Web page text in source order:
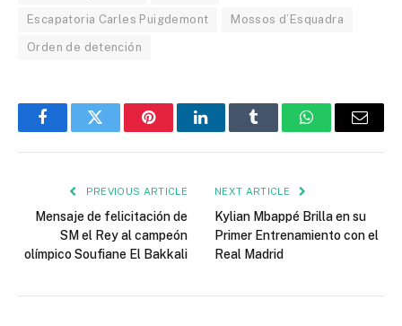
Escapatoria Carles Puigdemont Mossos d’Esquadra
Orden de detención
FacebookTwitter PinterestLinkedInTumblr WhatsAppEmail
PREVIOUS ARTICLE
Mensaje de felicitación de
SM el Rey al campeón
olímpico Soufiane El Bakkali
NEXT ARTICLE
Kylian Mbappé Brilla en su
Primer Entrenamiento con el
Real Madrid